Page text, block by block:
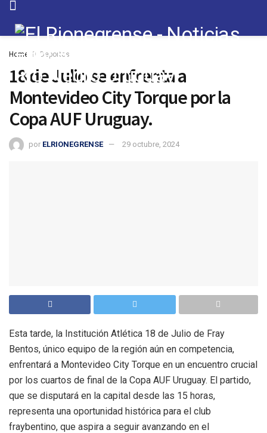
Home Deportes
18 de Julio se enfrenta a
Montevideo City Torque por la
Copa AUF Uruguay.
por ELRIONEGRENSE 29 octubre, 2024
Esta tarde, la Institución Atlética 18 de Julio de Fray
Bentos, único equipo de la región aún en competencia,
enfrentará a Montevideo City Torque en un encuentro crucial
por los cuartos de final de la Copa AUF Uruguay. El partido,
que se disputará en la capital desde las 15 horas,
representa una oportunidad histórica para el club
fraybentino, que aspira a seguir avanzando en el